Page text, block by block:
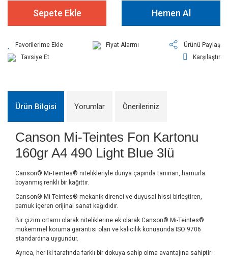
Sepete Ekle Hemen Al
Fiyat Alarmı
Ürünü Paylaş
Tavsiye Et
Karşılaştır
Ürün Bilgisi Yorumlar Önerileriniz
Canson Mi-Teintes Fon Kartonu
160gr A4 490 Light Blue 3lü
Canson® Mi-Teintes® nitelikleriyle dünya çapında tanınan, hamurla
boyanmış renkli bir kağıttır.
Canson® Mi-Teintes® mekanik direnci ve duyusal hissi birleştiren,
pamuk içeren orijinal sanat kağıdıdır.
Bir çizim ortamı olarak niteliklerine ek olarak Canson® Mi-Teintes®
mükemmel koruma garantisi olan ve kalıcılık konusunda ISO 9706
standardına uygundur.
Ayrıca, her iki tarafında farklı bir dokuya sahip olma avantajına sahiptir: